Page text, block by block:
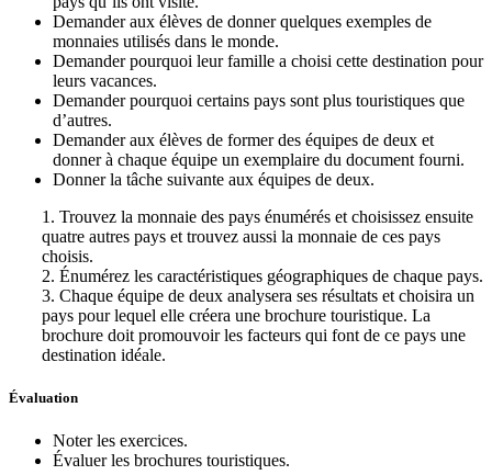
Demander aux élèves de donner quelques exemples de
monnaies utilisés dans le monde.
Demander pourquoi leur famille a choisi cette destination pour
leurs vacances.
Demander pourquoi certains pays sont plus touristiques que
d’autres.
Demander aux élèves de former des équipes de deux et
donner à chaque équipe un exemplaire du document fourni.
Donner la tâche suivante aux équipes de deux.
1. Trouvez la monnaie des pays énumérés et choisissez ensuite
quatre autres pays et trouvez aussi la monnaie de ces pays
choisis.
2. Énumérez les caractéristiques géographiques de chaque pays.
3. Chaque équipe de deux analysera ses résultats et choisira un
pays pour lequel elle créera une brochure touristique. La
brochure doit promouvoir les facteurs qui font de ce pays une
destination idéale.
Évaluation
Noter les exercices.
Évaluer les brochures touristiques.